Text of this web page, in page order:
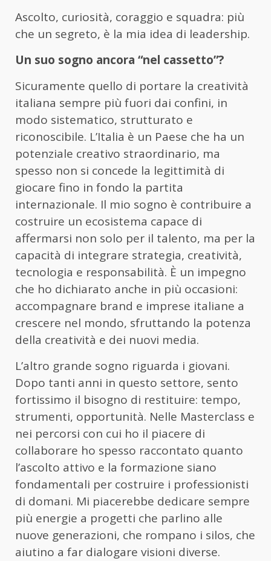
Ascolto, curiosità, coraggio e squadra: più
che un segreto, è la mia idea di leadership.
Un suo sogno ancora “nel cassetto”?
Sicuramente quello di portare la creatività
italiana sempre più fuori dai confini, in
modo sistematico, strutturato e
riconoscibile. L’Italia è un Paese che ha un
potenziale creativo straordinario, ma
spesso non si concede la legittimità di
giocare fino in fondo la partita
internazionale. Il mio sogno è contribuire a
costruire un ecosistema capace di
affermarsi non solo per il talento, ma per la
capacità di integrare strategia, creatività,
tecnologia e responsabilità. È un impegno
che ho dichiarato anche in più occasioni:
accompagnare brand e imprese italiane a
crescere nel mondo, sfruttando la potenza
della creatività e dei nuovi media.
L’altro grande sogno riguarda i giovani.
Dopo tanti anni in questo settore, sento
fortissimo il bisogno di restituire: tempo,
strumenti, opportunità. Nelle Masterclass e
nei percorsi con cui ho il piacere di
collaborare ho spesso raccontato quanto
l’ascolto attivo e la formazione siano
fondamentali per costruire i professionisti
di domani. Mi piacerebbe dedicare sempre
più energie a progetti che parlino alle
nuove generazioni, che rompano i silos, che
aiutino a far dialogare visioni diverse.